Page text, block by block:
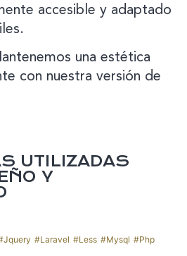
accesible y adaptado
una estética
con nuestra versión de
UTILIZADAS
Y
Jquery Laravel Less Mysql Php